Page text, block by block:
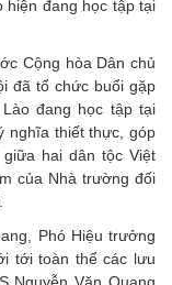
hiện đang học tập tại
Cộng hòa Dân chủ
đã tổ chức buổi gặp
đang học tập tại
nghĩa thiết thực, góp
hai dân tộc Việt
của Nhà trường đối
Phó Hiệu trưởng
tới toàn thể các lưu
Nguyễn Văn Quang